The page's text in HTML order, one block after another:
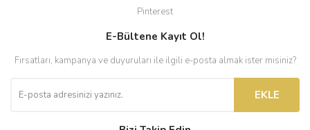
Pinterest
E-Bültene Kayıt Ol!
Fırsatları, kampanya ve duyuruları ile ilgili e-posta almak ister misiniz?
EKLE